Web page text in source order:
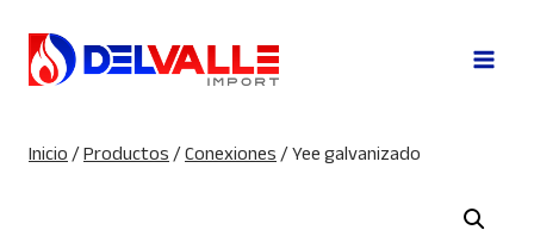
contenido
Inicio/Productos/Conexiones/Yee galvanizado